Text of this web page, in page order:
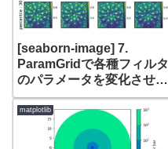
[seaborn-image] 7.
ParamGridで各種フィルタ
のパラメータを変化させた
結果をまとめて表示
matplotlib